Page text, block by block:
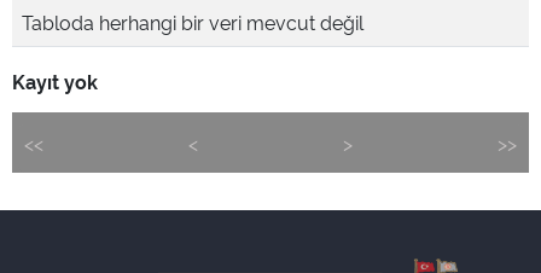
Tabloda herhangi bir veri mevcut değil
Kayıt yok
<< < > >>